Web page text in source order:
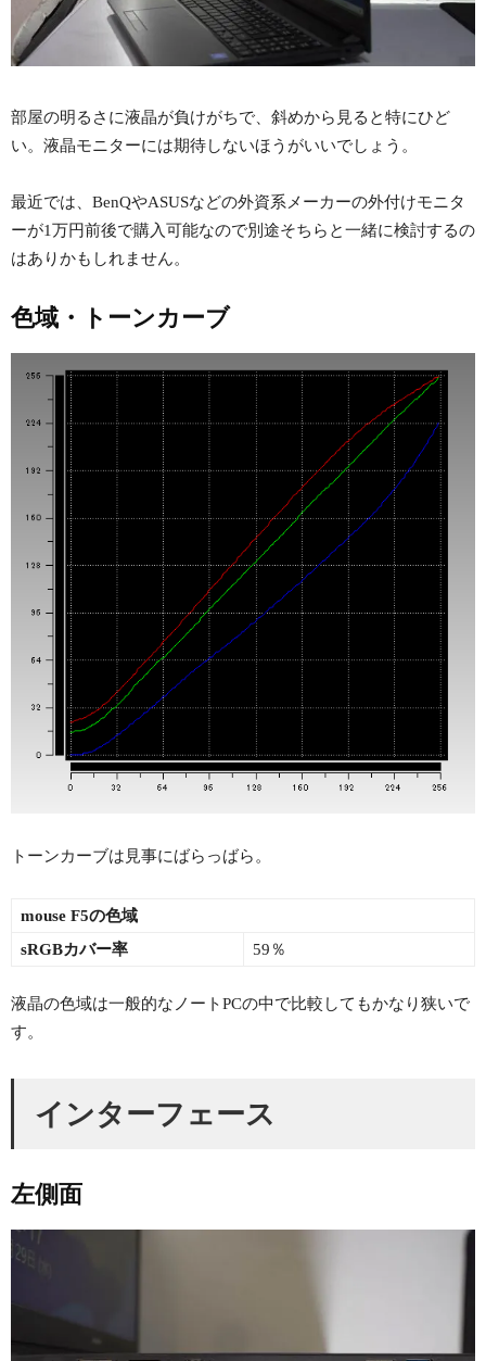
部屋の明るさに液晶が負けがちで、斜めから見ると特にひど
い。液晶モニターには期待しないほうがいいでしょう。
最近では、BenQやASUSなどの外資系メーカーの外付けモニタ
ーが1万円前後で購入可能なので別途そちらと一緒に検討するの
はありかもしれません。
色域・トーンカーブ
トーンカーブは見事にばらっばら。
mouse F5の色域
sRGBカバー率
59％
液晶の色域は一般的なノートPCの中で比較してもかなり狭いで
す。
インターフェース
左側面